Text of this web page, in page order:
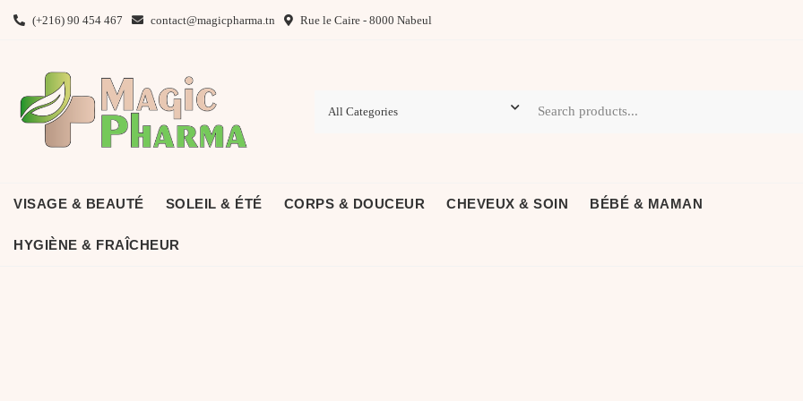
(+216) 90 454 467 contact@magicpharma.tn Rue le Caire - 8000 Nabeul
VISAGE & BEAUTÉ SOLEIL & ÉTÉ CORPS & DOUCEUR CHEVEUX & SOIN BÉBÉ & MAMAN
HYGIÈNE & FRAÎCHEUR